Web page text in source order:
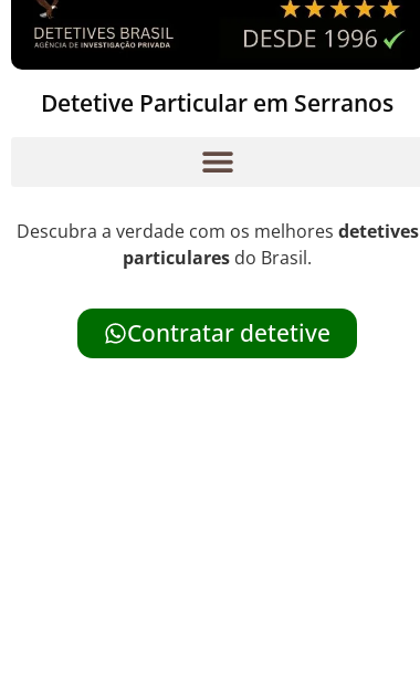
Detetive Particular em Serranos
Descubra a verdade com os melhores detetives
particulares do Brasil.
Contratar detetive